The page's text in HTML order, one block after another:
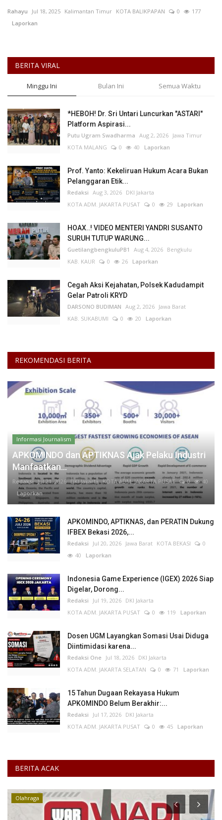
Keamanan
Cybers Event
UMKM & Ekonomi Kreatif
Pekerja Migran Indonesia
Ekonomi
Pendidikan
Informasi Journalism
Olahraga
Kesehatan
Perempuan/Anak
Rahayu Jul 18, 2025 Kalimantan Timur KOTA BALIKPAPAN 0
177
Laporkan
BERITA VIRAL
Minggu Ini Bulan Ini Semua Waktu
*HEBOH! Dr. Sri Untari Luncurkan "ASTARI"
Platform Aspirasi...
Putu Ugram Swadharma Aug 2, 2026 Jawa Timur
KOTA MALANG
0 40 Laporkan
Prof. Yanto: Kekeliruan Hukum Acara Bukan
Pelanggaran Etik...
Redaksi Aug 3, 2026 DKI Jakarta
KOTA ADM. JAKARTA PUSAT
0 29 Laporkan
HOAX..! VIDEO MENTERI YANDRI SUSANTO
SURUH TUTUP WARUNG...
GuetilangbengkuluPB1 Aug 4, 2026 Bengkulu
KAB. KAUR
0 26 Laporkan
Cegah Aksi Kejahatan, Polsek Kadudampit
Gelar Patroli KRYD
DARSONO BUDIMAN Aug 2, 2026 Jawa Barat
KAB. SUKABUMI
0 20 Laporkan
REKOMENDASI BERITA
Informasi Journalism
APKOMINDO dan APTIKNAS Ajak Pelaku Industri
Manfaatkan...
Redaksi Jul 21, 2026 DKI Jakarta KOTA ADM. JAKARTA PUSAT 0
40
Laporkan
APKOMINDO, APTIKNAS, dan PERATIN Dukung
IFBEX Bekasi 2026,...
Redaksi Jul 20, 2026 Jawa Barat KOTA BEKASI
0
40 Laporkan
Indonesia Game Experience (IGEX) 2026 Siap
Digelar, Dorong...
Redaksi Jul 19, 2026 DKI Jakarta
KOTA ADM. JAKARTA PUSAT
0 119 Laporkan
Dosen UGM Layangkan Somasi Usai Diduga
Diintimidasi karena...
Redaksi One Jul 18, 2026 DKI Jakarta
KOTA ADM. JAKARTA SELATAN
0 71 Laporkan
15 Tahun Dugaan Rekayasa Hukum
APKOMINDO Belum Berakhir:...
Redaksi Jul 17, 2026 DKI Jakarta
KOTA ADM. JAKARTA PUSAT
0 45 Laporkan
BERITA ACAK
Olahraga